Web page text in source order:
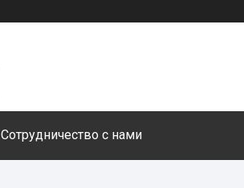
Сотрудничество с нами